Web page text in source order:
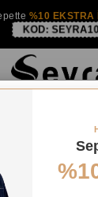
%10 EKSTRA
KOD: SEYRA10
Armine İpek